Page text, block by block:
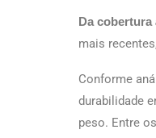
Da cobertura
mais
Conforme
durabilidade
peso. Entre